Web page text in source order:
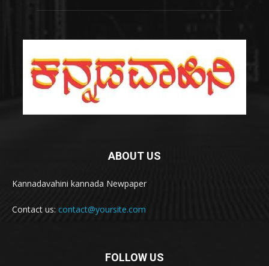
ABOUT US
Kannadavahini kannada Newpaper
Contact us: contact@yoursite.com
FOLLOW US